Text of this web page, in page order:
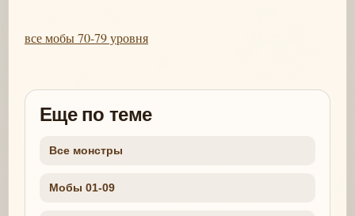
все мобы 70-79 уровня
Еще по теме
Все монстры
Мобы 01-09